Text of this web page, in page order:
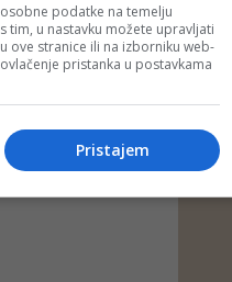
podatke na temelju
tim, u nastavku možete upravljati
ove stranice ili na izborniku web-
pristanka u postavkama
Pristajem